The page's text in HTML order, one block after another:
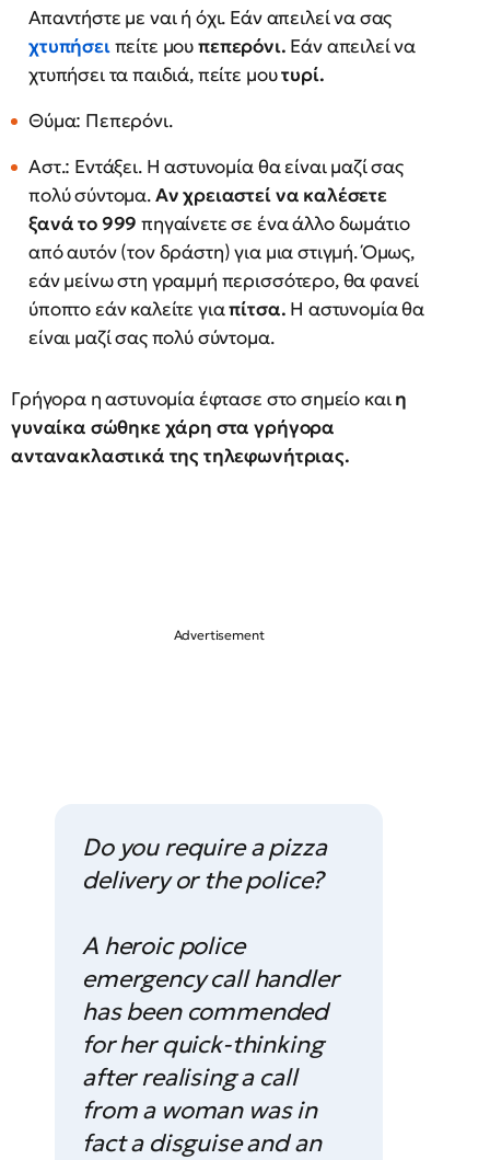
Απαντήστε με ναι ή όχι. Εάν απειλεί να σας
χτυπήσειπείτε μουπεπερόνι. Εάν απειλεί να
χτυπήσει τα παιδιά, πείτε μουτυρί.
Θύμα: Πεπερόνι.
Αστ.: Εντάξει. Η αστυνομία θα είναι μαζί σας
πολύ σύντομα.Αν χρειαστεί να καλέσετε
ξανά το 999 πηγαίνετε σε ένα άλλο δωμάτιο
από αυτόν (τον δράστη) για μια στιγμή. Όμως,
εάν μείνω στη γραμμή περισσότερο, θα φανεί
ύποπτο εάν καλείτε γιαπίτσα. Η αστυνομία θα
είναι μαζί σας πολύ σύντομα.
Γρήγορα η αστυνομία έφτασε στο σημείο καιη
γυναίκα σώθηκε χάρη στα γρήγορα
αντανακλαστικά της τηλεφωνήτριας.
Do you require a pizza
delivery or the police?
A heroic police
emergency call handler
has been commended
for her quick-thinking
after realising a call
from a woman was in
fact a disguise and an